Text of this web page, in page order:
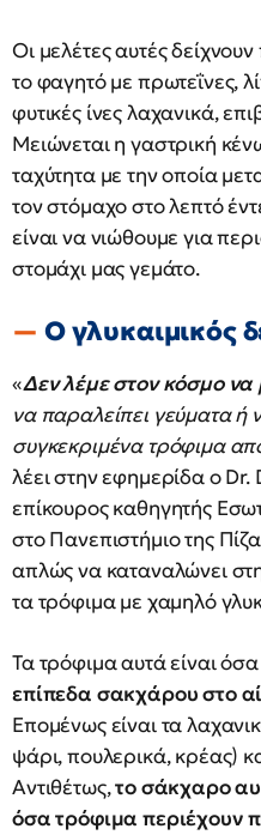
Οι μελέτες αυτές
το φαγητό με πρωτεΐνες,
φυτικές ίνες λαχανικά,
Μειώνεται η γαστρική
ταχύτητα με την οποία
τον στόμαχο στο λεπτό
είναι να νιώθουμε για
στομάχι μας γεμάτο.
Ο γλυκαιμικός
«Δεν λέμε στον κόσμο να
να παραλείπει γεύματα ή
συγκεκριμένα τρόφιμα
λέει στην εφημερίδα ο
επίκουρος καθηγητής
στο Πανεπιστήμιο της
απλώς να καταναλώνει
τα τρόφιμα με χαμηλό
Τα τρόφιμα αυτά είναι όσα
επίπεδα σακχάρου στο
Επομένως είναι τα
ψάρι, πουλερικά, κρέας)
Αντιθέτως,το σάκχαρο
όσα τρόφιμα περιέχουν